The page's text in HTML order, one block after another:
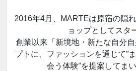
2016年4月、MARTEは原宿の隠
ョップとしてスタ
創業以来「新境地・新たな自分
プトに、ファッションを通じて”
会う体験”を提案してま